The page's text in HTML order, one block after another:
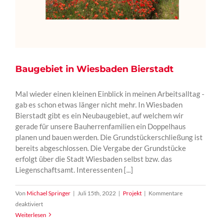
Baugebiet in Wiesbaden Bierstadt
Mal wieder einen kleinen Einblick in meinen Arbeitsalltag -
gab es schon etwas länger nicht mehr. In Wiesbaden
Bierstadt gibt es ein Neubaugebiet, auf welchem wir
gerade für unsere Bauherrenfamilien ein Doppelhaus
planen und bauen werden. Die Grundstückerschließung ist
bereits abgeschlossen. Die Vergabe der Grundstücke
erfolgt über die Stadt Wiesbaden selbst bzw. das
Liegenschaftsamt. Interessenten [...]
Von Michael Springer | Juli 15th, 2022 | Projekt | Kommentare
deaktiviertfür
Baugebiet
Weiterlesen